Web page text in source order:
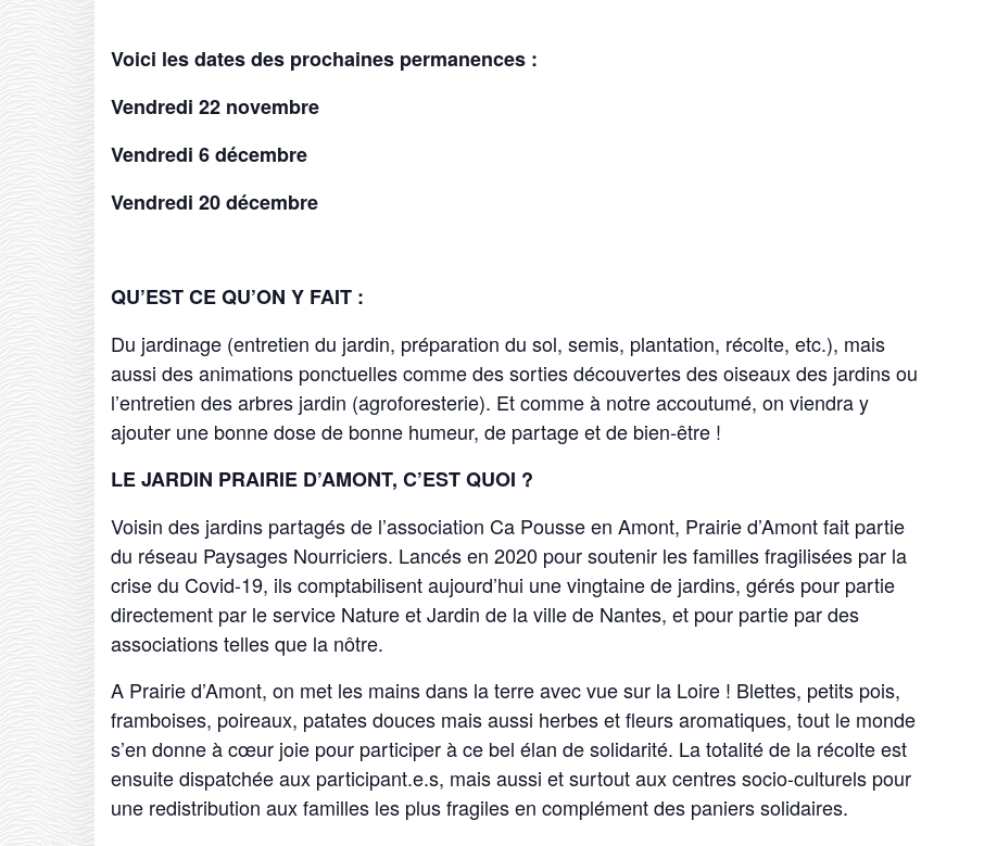
Voici les dates des prochaines permanences :
Vendredi 22 novembre
Vendredi 6 décembre
Vendredi 20 décembre
QU’EST CE QU’ON Y FAIT :
Du jardinage (entretien du jardin, préparation du sol, semis, plantation, récolte, etc.), mais
aussi des animations ponctuelles comme des sorties découvertes des oiseaux des jardins ou
l’entretien des arbres jardin (agroforesterie). Et comme à notre accoutumé, on viendra y
ajouter une bonne dose de bonne humeur, de partage et de bien-être !
LE JARDIN PRAIRIE D’AMONT, C’EST QUOI ?
Voisin des jardins partagés de l’association Ca Pousse en Amont, Prairie d’Amont fait partie
du réseau Paysages Nourriciers. Lancés en 2020 pour soutenir les familles fragilisées par la
crise du Covid-19, ils comptabilisent aujourd’hui une vingtaine de jardins, gérés pour partie
directement par le service Nature et Jardin de la ville de Nantes, et pour partie par des
associations telles que la nôtre.
A Prairie d’Amont, on met les mains dans la terre avec vue sur la Loire ! Blettes, petits pois,
framboises, poireaux, patates douces mais aussi herbes et fleurs aromatiques, tout le monde
s’en donne à cœur joie pour participer à ce bel élan de solidarité. La totalité de la récolte est
ensuite dispatchée aux participant.e.s, mais aussi et surtout aux centres socio-culturels pour
une redistribution aux familles les plus fragiles en complément des paniers solidaires.